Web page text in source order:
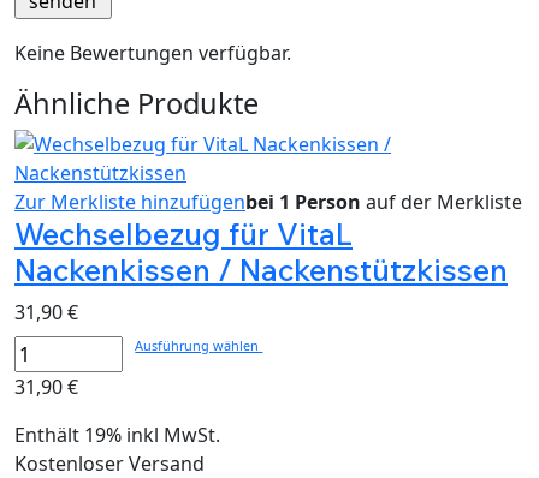
Keine Bewertungen verfügbar.
Ähnliche Produkte
Zur Merkliste hinzufügenbei 1 Person auf der Merkliste
Wechselbezug für VitaL
Nackenkissen / Nackenstützkissen
31,90€
Ausführung wählen
31,90€
Enthält 19% inkl MwSt.
Kostenloser Versand